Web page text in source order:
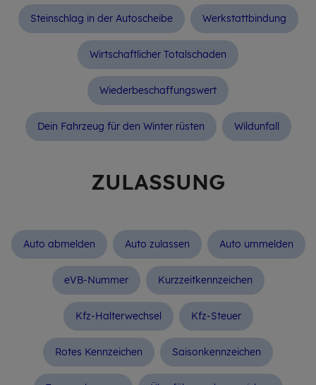
Stein­schlag in der Auto­scheibe Werkstattbindung
Wirtschaftlicher Totalschaden
Wiederbeschaffungswert
Dein Fahrzeug für den Winter rüsten Wildunfall
ZU­LAS­SUNG
Auto abmelden Auto zulassen Auto ummelden
eVB-Nummer Kurzzeitkennzeichen
Kfz-Halterwechsel Kfz-Steuer
Rotes Kennzeichen Saisonkennzeichen